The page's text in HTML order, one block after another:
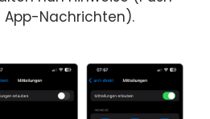
Nachrichten).